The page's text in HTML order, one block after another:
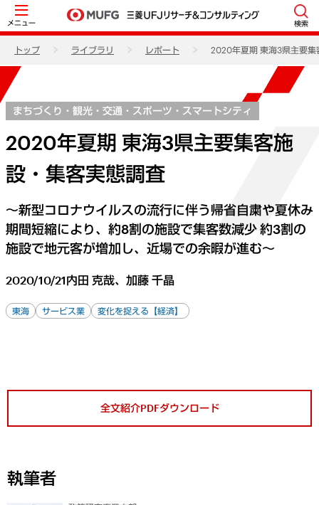
メニュー 検索
トップ ライブラリ レポート 2020年夏期 東海3県主要集
まちづくり・観光・交通・スポーツ・スマートシティ
2020年夏期 東海3県主要集客施
設・集客実態調査
～新型コロナウイルスの流行に伴う帰省自粛や夏休み
期間短縮により、約8割の施設で集客数減少 約3割の
施設で地元客が増加し、近場での余暇が進む～
2020/10/21内田 克哉、加藤 千晶
東海 サービス業 変化を捉える【経済】
全文紹介PDFダウンロード
執筆者